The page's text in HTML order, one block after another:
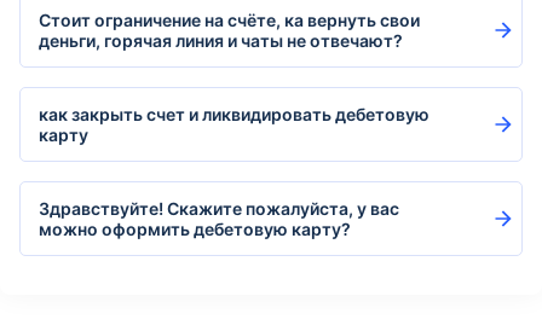
Стоит ограничение на счёте, ка вернуть свои
деньги, горячая линия и чаты не отвечают?
как закрыть счет и ликвидировать дебетовую
карту
Здравствуйте! Скажите пожалуйста, у вас
можно оформить дебетовую карту?